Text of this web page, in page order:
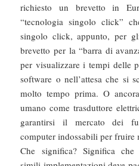
richiesto un brevetto in
“tecnologia singolo click”
singolo click, appunto, per
brevetto per la “barra di
per visualizzare i tempi delle
software o nell’attesa che si
molto tempo prima. O
umano come trasduttore
garantirsi il mercato dei
computer indossabili per fruire
Che significa? Significa